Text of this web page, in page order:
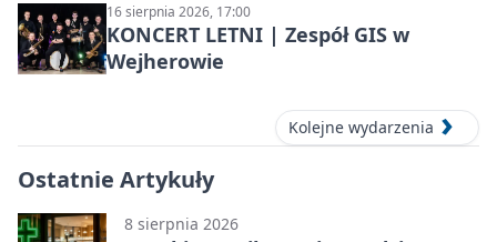
16 sierpnia 2026, 17:00
KONCERT LETNI | Zespół GIS w
Wejherowie
Kolejne wydarzenia
Ostatnie Artykuły
8 sierpnia 2026